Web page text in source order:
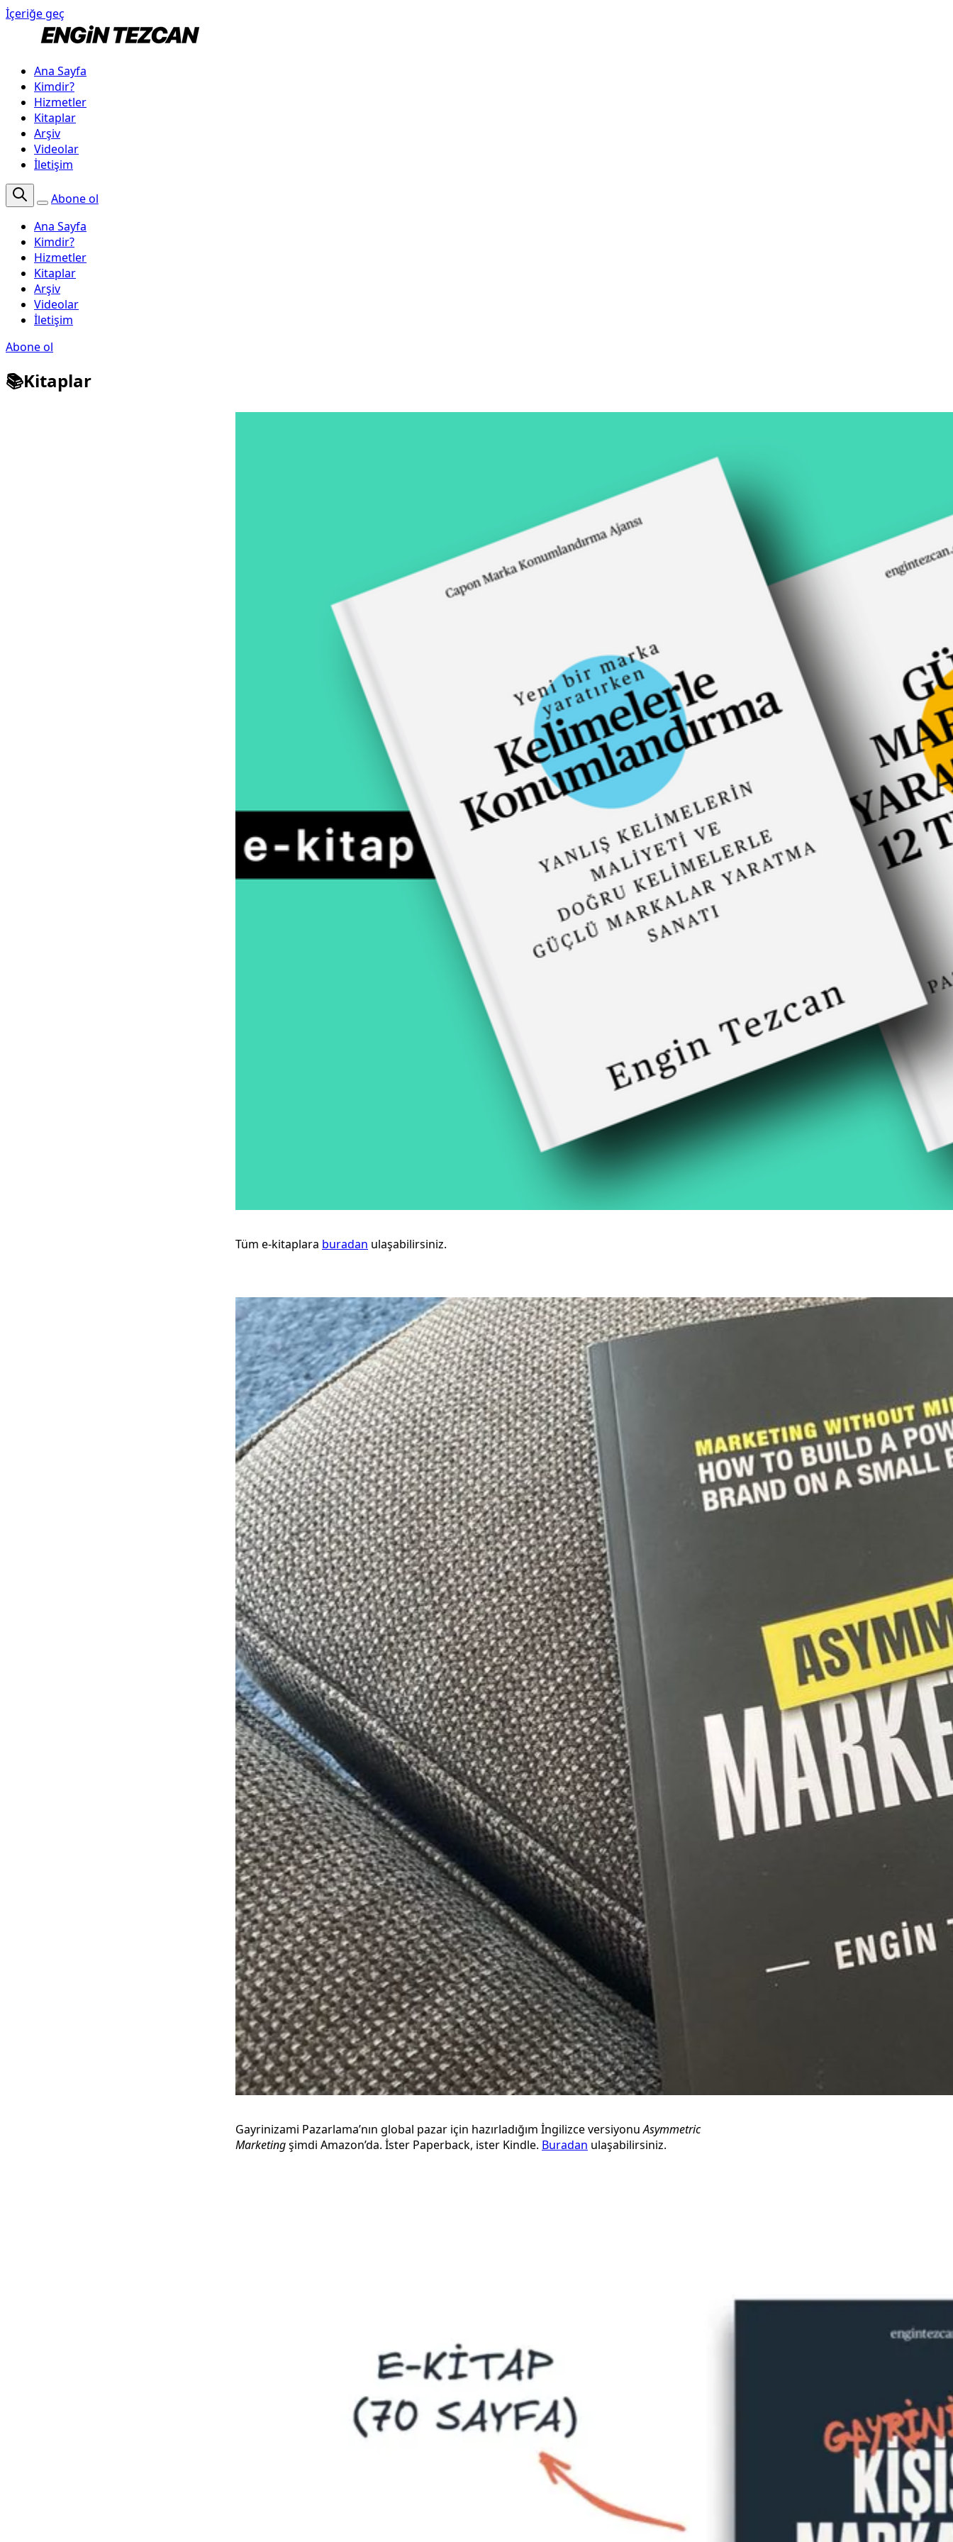
İçeriğe geç
Ana Sayfa
Kimdir?
Hizmetler
Kitaplar
Arşiv
Videolar
İletişim
Abone ol
Ana Sayfa
Kimdir?
Hizmetler
Kitaplar
Arşiv
Videolar
İletişim
Abone ol
📚Kitaplar
Tüm e-kitaplara buradan ulaşabilirsiniz.
Gayrinizami Pazarlama’nın global pazar için hazırladığım İngilizce versiyonuAsymmetric
Marketingşimdi Amazon’da. İster Paperback, ister Kindle. Buradan ulaşabilirsiniz.